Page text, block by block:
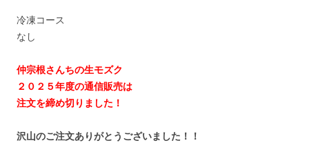
冷凍コース
なし
仲宗根さんちの生モズク
２０２５年度の通信販売は
注文を締め切りました！
沢山のご注文ありがとうございました！！